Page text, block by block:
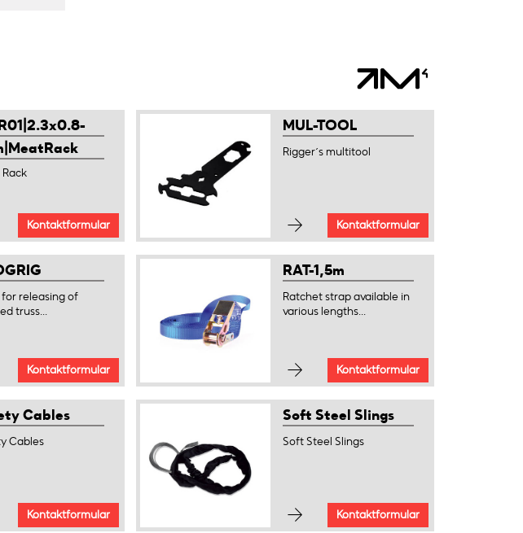
Kontaktformular
MUL-TOOL
Rigger´s multitool
Kontaktformular
for releasing of
truss...
Kontaktformular
RAT-1,5m
Ratchet strap available in
various lengths...
Kontaktformular
Cables
Cables
Kontaktformular
Soft Steel Slings
Soft Steel Slings
Kontaktformular